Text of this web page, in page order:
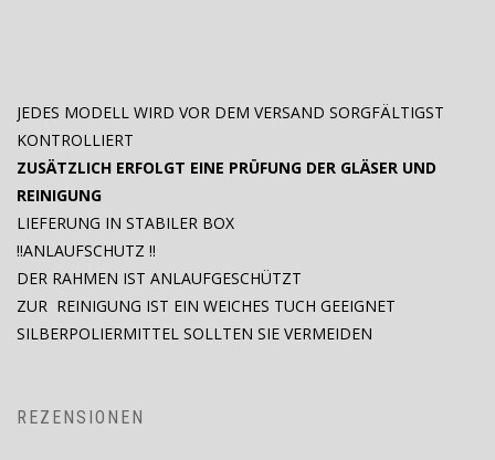
JEDES MODELL WIRD VOR DEM VERSAND SORGFÄLTIGST
KONTROLLIERT
ZUSÄTZLICH ERFOLGT EINE PRÜFUNG DER GLÄSER UND
REINIGUNG
LIEFERUNG IN STABILER BOX
!!ANLAUFSCHUTZ !!
DER RAHMEN IST ANLAUFGESCHÜTZT
ZUR REINIGUNG IST EIN WEICHES TUCH GEEIGNET
SILBERPOLIERMITTEL SOLLTEN SIE VERMEIDEN
REZENSIONEN